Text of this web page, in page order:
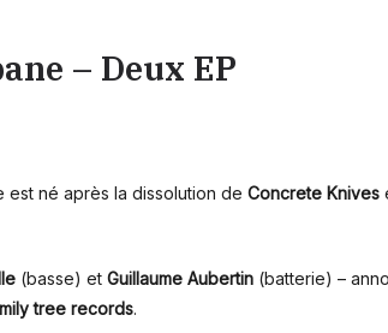
– Deux EP
né après la dissolution de Concrete Knives
(basse) et Guillaume Aubertin (batterie) –
tree records.